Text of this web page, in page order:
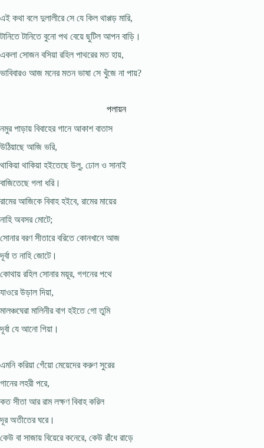
এই কথা বলে দুলালীরে সে যে কিল থাপ্পড় মারি,
টানিতে টানিতে বুনো পথ বেয়ে ছুটিল আপন বাড়ি।
একলা সোজন বসিয়া রহিল পাথরের মত হায়,
ভাবিবারও আজ মনের মতন ভাষা সে খুঁজে না পায়?
পলায়ন
নমুর পাড়ায় বিবাহের গানে আকাশ বাতাস
উঠিয়াছে আজি ভরি,
থাকিয়া থাকিয়া হইতেছে উলু, ঢোল ও সানাই
বাজিতেছে গলা ধরি।
রামের আজিকে বিবাহ হইবে, রামের মায়ের
নাহি অবসর মোটে;
সোনার বরণ সীতারে বরিতে কোনখানে আজ
দূর্বা ত নাহি জোটে।
কোথায় রহিল সোনার ময়ূর, গগনের পথে
যাওরে উড়াল দিয়া,
মালঞ্চঘেরা মালিনীর বাগ হইতে গো তুমি
দূর্বা যে আনো গিয়া।
এমনি করিয়া গেঁয়ো মেয়েদের করুণ সুরের
গানের লহরী পরে,
কত সীতা আর রাম লক্ষণ বিবাহ করিল
দূর অতীতের ঘরে।
কেউ বা সাজায় বিয়েরে কনেরে, কেউ রাঁধে রাড়ে